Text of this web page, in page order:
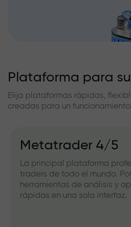
Plataforma para
Elija plataformas rápidas,
creadas para un
Metatrader 4/5
La principal plataforma
traders de todo el mundo.
herramientas de análisis y
rápidas en una sola interfaz.